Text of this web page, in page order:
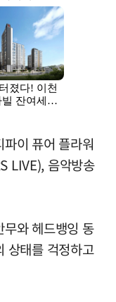
이 퓨어 플라워
LIVE), 음악방송
와 헤드뱅잉 동
상태를 걱정하고